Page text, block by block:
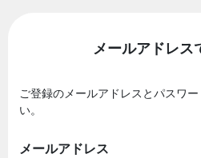
メールアドレス
ご登録のメールアドレスとパスワ
い。
メールアドレス